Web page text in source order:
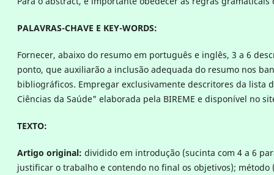
PALAVRAS-CHAVE E KEY-WORDS:
Fornecer, abaixo do resumo em português e inglês, 3 a 6
ponto, que auxiliarão a inclusão adequada do resumo nos
bibliográficos. Empregar exclusivamente descritores da lista
Ciências da Saúde" elaborada pela BIREME e disponível no
TEXTO:
Artigo original: dividido em introdução (sucinta com 4 a 6
justificar o trabalho e contendo no final os objetivos); método